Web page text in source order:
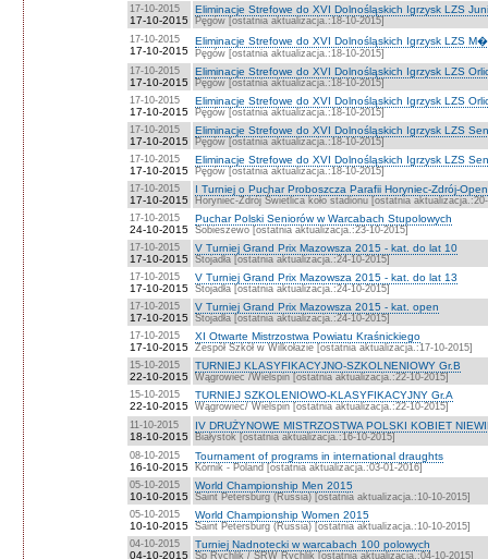
17-10-2015
17-10-2015
Eliminacje Strefowe do XVI Dolnośląskich Igrzysk LZS
Pęgów [ostatnia aktualizacja.:18-10-2015]
17-10-2015
17-10-2015
Eliminacje Strefowe do XVI Dolnośląskich Igrzysk LZS
Pęgów [ostatnia aktualizacja.:18-10-2015]
17-10-2015
17-10-2015
Eliminacje Strefowe do XVI Dolnośląskich Igrzysk LZS
Pęgów [ostatnia aktualizacja.:18-10-2015]
17-10-2015
17-10-2015
Eliminacje Strefowe do XVI Dolnośląskich Igrzysk LZS
Pęgów [ostatnia aktualizacja.:18-10-2015]
17-10-2015
17-10-2015
Eliminacje Strefowe do XVI Dolnośląskich Igrzysk LZS
Pęgów [ostatnia aktualizacja.:18-10-2015]
17-10-2015
17-10-2015
Eliminacje Strefowe do XVI Dolnośląskich Igrzysk LZS
Pęgów [ostatnia aktualizacja.:18-10-2015]
17-10-2015
17-10-2015
I Turniej o Puchar Proboszcza Parafii Horyniec-Zdrój-Open
Horyniec-Zdrój Świetlica koło stadionu [ostatnia
17-10-2015
24-10-2015
Puchar Polski Seniorów w Warcabach Stupolowych
Sobieszewo [ostatnia aktualizacja.:23-10-2015]
17-10-2015
17-10-2015
V Turniej Grand Prix Mazowsza 2015 - kat. do lat 10
Stojadła [ostatnia aktualizacja.:24-10-2015]
17-10-2015
17-10-2015
V Turniej Grand Prix Mazowsza 2015 - kat. do lat 13
Stojadła [ostatnia aktualizacja.:24-10-2015]
17-10-2015
17-10-2015
V Turniej Grand Prix Mazowsza 2015 - kat. open
Stojadła [ostatnia aktualizacja.:24-10-2015]
17-10-2015
17-10-2015
XI Otwarte Mistrzostwa Powiatu Kraśnickiego
Zespół Szkół w Wilkołazie [ostatnia aktualizacja.:17-10-2015]
15-10-2015
22-10-2015
TURNIEJ KLASYFIKACYJNO-SZKOLNENIOWY Gr.B
Wągrowiec /Wielspin [ostatnia aktualizacja.:22-10-2015]
15-10-2015
22-10-2015
TURNIEJ SZKOLENIOWO-KLASYFIKACYJNY Gr.A
Wągrowiec/ Wielspin [ostatnia aktualizacja.:22-10-2015]
11-10-2015
18-10-2015
IV DRUŻYNOWE MISTRZOSTWA POLSKI KOBIET
Białystok [ostatnia aktualizacja.:16-10-2015]
08-10-2015
16-10-2015
Tournament of programs in international draughts
Kórnik - Poland [ostatnia aktualizacja.:03-01-2016]
05-10-2015
10-10-2015
World Championship Men 2015
Saint Petersburg (Russia) [ostatnia aktualizacja.:10-10-2015]
05-10-2015
10-10-2015
World Championship Women 2015
Saint Petersburg (Russia) [ostatnia aktualizacja.:10-10-2015]
04-10-2015
04-10-2015
Turniej Nadnotecki w warcabach 100 polowych
Sp Rychlik / SRW Rychlik [ostatnia aktualizacja.:04-10-2015]